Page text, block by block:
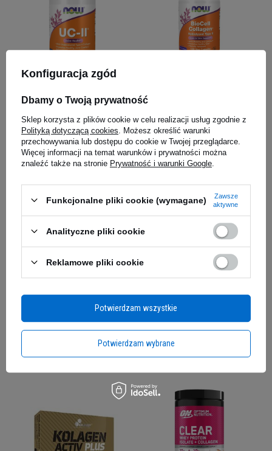
NOW - UC-II Collagen Type II
40mg - 60vcaps.
94,09 zł
Kup teraz -wysyłka w poniedziałek
120vcaps
123,99 zł
Kup teraz -wysyłka w poniedziałek
46,79 zł 116,79 zł
Kup teraz -
Konfiguracja zgód
Dbamy o Twoją prywatność
Sklep korzysta z plików cookie w celu realizacji usług zgodnie z
Polityką dotyczącą cookies . Możesz określić warunki
przechowywania lub dostępu do cookie w Twojej przeglądarce.
Więcej informacji na temat warunków i prywatności można
znaleźć także na stronie Prywatność i warunki Google
Funkcjonalne pliki cookie (wymagane)
Zawsze
aktywne
Analityczne pliki cookie
Reklamowe pliki cookie
Potwierdzam wybrane
Potwierdzam wszystkie